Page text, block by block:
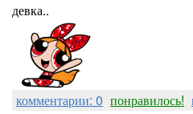
девка..
комментарии: 0 понравилось!